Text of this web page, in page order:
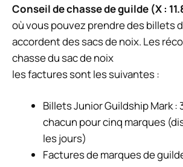
Conseil de chasse de guilde (X :
où vous pouvez prendre des billets
accordent des sacs de noix. Les
chasse du sac de noix
les factures sont les suivantes :
Billets Junior Guildship Mark :
chacun pour cinq marques
les jours)
Factures de marques de